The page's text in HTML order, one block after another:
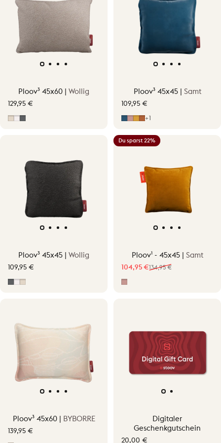
Ploov³ 45x60 | Wollig
129,95 €
Soft Beige
Off-White
Ploov³ 45x45 | Samt
109,95 €
Midnight Blue
Hellrosa
Ocher Yellow
Terracotta Orange
+1
Ploov³ 45x45 | Wollig
109,95 €
Grau
Off-White
Du sparst 22%
Ploov¹ - 45x45 | Samt
Verkaufspreis
104,95 €
Normaler Preis
134,95 €
Ploov³ 45x60 | BYBORRE
139,95 €
Digitaler
Geschenkgutschein
20,00 €